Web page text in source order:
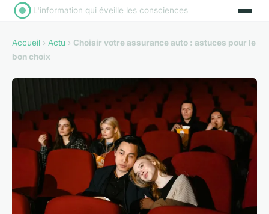
L'information qui éveille les consciences
Accueil › Actu › Choisir votre assurance auto : astuces pour le
bon choix